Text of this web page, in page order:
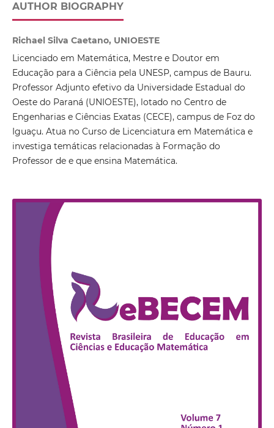
AUTHOR BIOGRAPHY
Richael Silva Caetano, UNIOESTE
Licenciado em Matemática, Mestre e Doutor em
Educação para a Ciência pela UNESP, campus de Bauru.
Professor Adjunto efetivo da Universidade Estadual do
Oeste do Paraná (UNIOESTE), lotado no Centro de
Engenharias e Ciências Exatas (CECE), campus de Foz do
Iguaçu. Atua no Curso de Licenciatura em Matemática e
investiga temáticas relacionadas à Formação do
Professor de e que ensina Matemática.